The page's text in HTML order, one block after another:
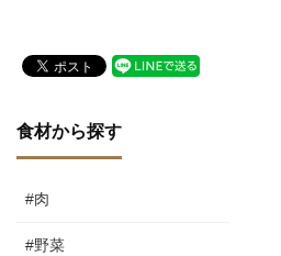
食材から探す
#肉
#野菜